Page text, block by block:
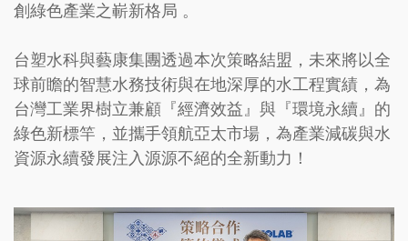
創綠色產業之嶄新格局 。
台塑水科與藝康集團透過本次策略結盟，未來將以全
球前瞻的智慧水務技術與在地深厚的水工程實績，為
台灣工業界樹立兼顧『經濟效益』與『環境永續』的
綠色新標竿，並攜手領航亞太市場，為產業減碳與水
資源永續發展注入源源不絕的全新動力！